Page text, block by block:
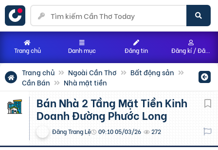
Trang chủ Ngoài Cần Thơ
Bất động sản
Cần Bán
Nhà mặt tiền
Bán Nhà 2 Tầng Mặt Tiền Kinh
Doanh Đường Phước Long
Đăng Trang Lệ 09:10 05/03/26 272
Trang chủ Danh mục Đăng tin